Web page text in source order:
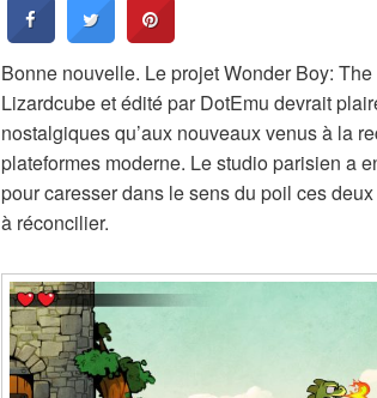
Bonne nouvelle. Le projet Wonder Boy:
Lizardcube et édité par DotEmu devrait
nostalgiques qu’aux nouveaux venus à la
plateformes moderne. Le studio parisien a
pour caresser dans le sens du poil ces
à réconcilier.